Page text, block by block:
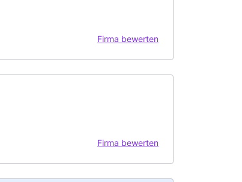
Firma bewerten
Firma bewerten